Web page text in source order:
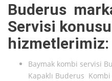
Buderus
Servisi
hizmetlerimiz:
Baymak kombi servisi
Kapaklı Buderus Kombi